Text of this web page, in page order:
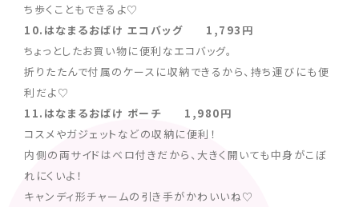
ち歩くこともできるよ♡
10.はなまるおばけ エコバッグ 1,793円
ちょっとしたお買い物に便利なエコバッグ。
折りたたんで付属のケースに収納できるから、持ち運びにも便
利だよ♡
11.はなまるおばけ ポーチ 1,980円
コスメやガジェットなどの収納に便利！
内側の両サイドはベロ付きだから、大きく開いても中身がこぼ
れにくいよ！
キャンディ形チャームの引き手がかわいいね♡